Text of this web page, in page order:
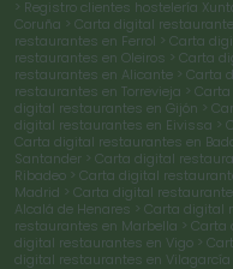
> Registro clientes hostelería
Coruña > Carta digital
restaurantes en Ferrol > Carta
restaurantes en Oleiros > Carta
restaurantes en Alicante > Carta
restaurantes en Torrevieja >
digital restaurantes en Gijón >
digital restaurantes en Eivissa >
Carta digital restaurantes en
Santander > Carta digital
Ribadeo > Carta digital
Madrid > Carta digital
Alcalá de Henares > Carta digital
restaurantes en Marbella >
digital restaurantes en Vigo >
digital restaurantes en Vilagarcía